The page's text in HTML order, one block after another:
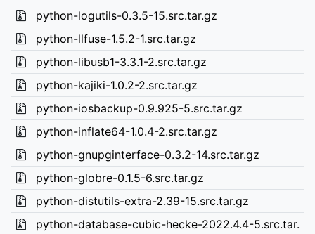
python-logutils-0.3.5-15.src.tar.gz
python-llfuse-1.5.2-1.src.tar.gz
python-libusb1-3.3.1-2.src.tar.gz
python-kajiki-1.0.2-2.src.tar.gz
python-iosbackup-0.9.925-5.src.tar.gz
python-inflate64-1.0.4-2.src.tar.gz
python-gnupginterface-0.3.2-14.src.tar.gz
python-globre-0.1.5-6.src.tar.gz
python-distutils-extra-2.39-15.src.tar.gz
python-database-cubic-hecke-2022.4.4-5.src.tar.